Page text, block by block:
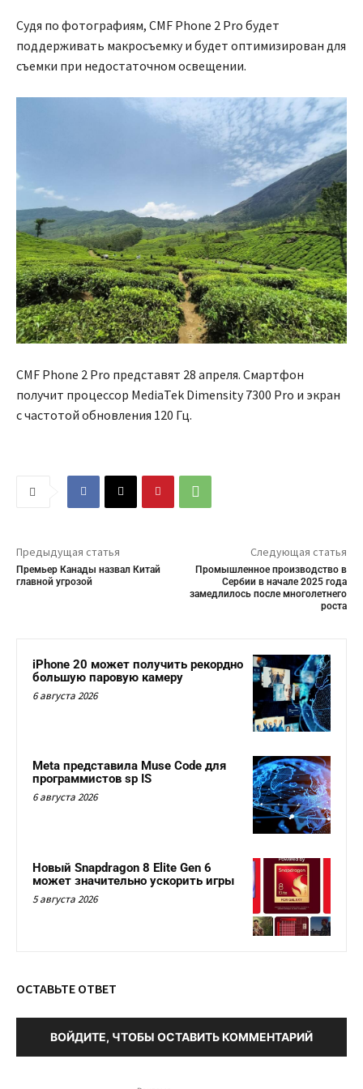
Судя по фотографиям, CMF Phone 2 Pro будет
поддерживать макросъемку и будет оптимизирован для
съемки при недостаточном освещении.
CMF Phone 2 Pro представят 28 апреля. Смартфон
получит процессор MediaTek Dimensity 7300 Pro и экран
с частотой обновления 120 Гц.
Предыдущая статья
Премьер Канады назвал Китай
главной угрозой
Следующая статья
Промышленное производство в
Сербии в начале 2025 года
замедлилось после многолетнего
роста
iPhone 20 может получить рекордно
большую паровую камеру
6 августа 2026
Meta представила Muse Code для
программистов sp IS
6 августа 2026
Новый Snapdragon 8 Elite Gen 6
может значительно ускорить игры
5 августа 2026
ОСТАВЬТЕ ОТВЕТ
ВОЙДИТЕ, ЧТОБЫ ОСТАВИТЬ КОММЕНТАРИЙ